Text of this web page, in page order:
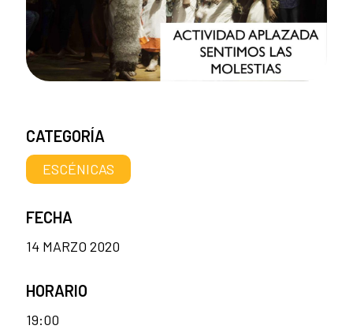
CATEGORÍA
ESCÉNICAS
FECHA
14 MARZO 2020
HORARIO
19:00